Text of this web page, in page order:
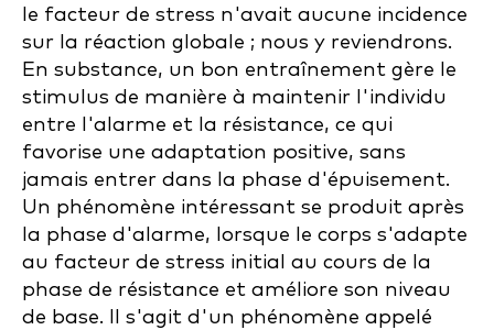
le facteur de stress n'avait aucune incidence
sur la réaction globale ; nous y reviendrons.
En substance, un bon entraînement gère le
stimulus de manière à maintenir l'individu
entre l'alarme et la résistance, ce qui
favorise une adaptation positive, sans
jamais entrer dans la phase d'épuisement.
Un phénomène intéressant se produit après
la phase d'alarme, lorsque le corps s'adapte
au facteur de stress initial au cours de la
phase de résistance et améliore son niveau
de base. Il s'agit d'un phénomène appelé